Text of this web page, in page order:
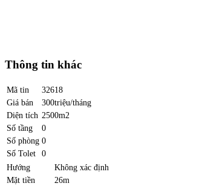
Thông tin khác
Mã tin
32618
Giá bán
300triệu/tháng
Diện tích 2500m2
Số tầng
0
Số phòng 0
Số Tolet
0
Hướng
Không xác định
Mặt tiền
26m